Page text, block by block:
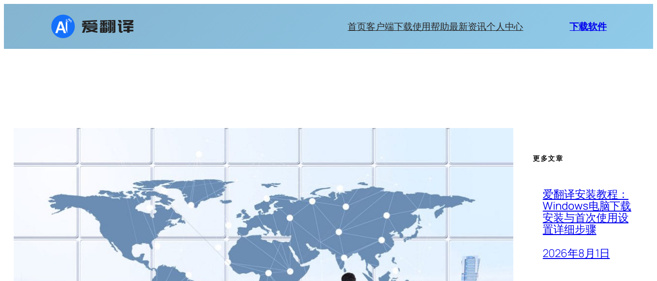
首页客户端下载使用帮助最新资讯个人中心 下载软件
更多文章
爱翻译安装教程：
Windows电脑下载
安装与首次使用设
置详细步骤
2026年8月1日